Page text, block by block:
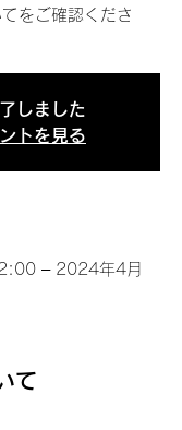
をご確認くださ
しました
トを見る
– 2024年4月
て